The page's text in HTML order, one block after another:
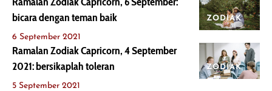
ZODIAK
bicara dengan teman baik
6 September 2021
ZODIAK
Ramalan Zodiak Capricorn, 4 September
2021: bersikaplah toleran
5 September 2021